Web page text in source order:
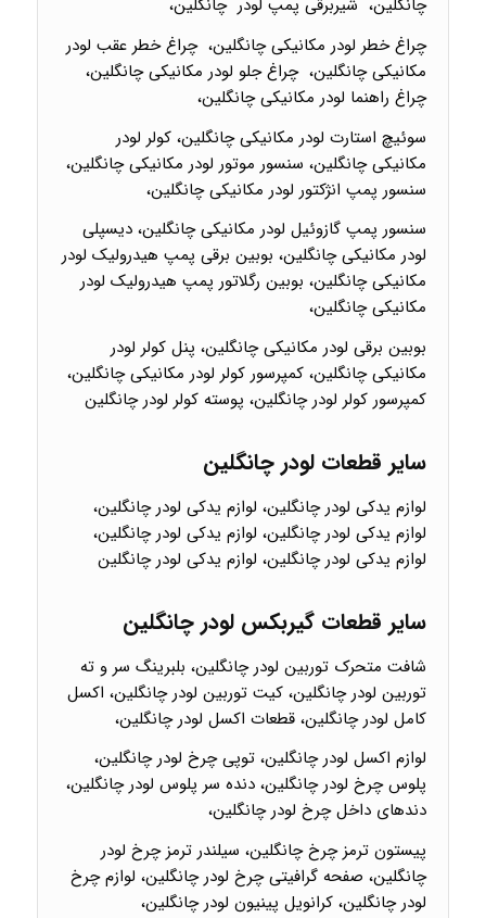
چانگلین، شیربرقی پمپ لودر چانگلین،
چراغ خطر لودر مکانیکی چانگلین، چراغ خطر عقب لودر
مکانیکی چانگلین، چراغ جلو لودر مکانیکی چانگلین،
چراغ راهنما لودر مکانیکی چانگلین،
سوئیچ استارت لودر مکانیکی چانگلین، کولر لودر
مکانیکی چانگلین، سنسور موتور لودر مکانیکی چانگلین،
سنسور پمپ انژکتور لودر مکانیکی چانگلین،
سنسور پمپ گازوئیل لودر مکانیکی چانگلین، دیسپلی
لودر مکانیکی چانگلین، بوبین برقی پمپ هیدرولیک لودر
مکانیکی چانگلین، بوبین رگلاتور پمپ هیدرولیک لودر
مکانیکی چانگلین،
بوبین برقی لودر مکانیکی چانگلین، پنل کولر لودر
مکانیکی چانگلین، کمپرسور کولر لودر مکانیکی چانگلین،
کمپرسور کولر لودر چانگلین، پوسته کولر لودر چانگلین
سایر قطعات لودر چانگلین
لوازم یدکی لودر چانگلین، لوازم یدکی لودر چانگلین،
لوازم یدکی لودر چانگلین، لوازم یدکی لودر چانگلین،
لوازم یدکی لودر چانگلین، لوازم یدکی لودر چانگلین
سایر قطعات گیربکس لودر چانگلین
شافت متحرک توربین لودر چانگلین، بلبرینگ سر و ته
توربین لودر چانگلین، کیت توربین لودر چانگلین، اکسل
کامل لودر چانگلین، قطعات اکسل لودر چانگلین،
لوازم اکسل لودر چانگلین، توپی چرخ لودر چانگلین،
پلوس چرخ لودر چانگلین، دنده سر پلوس لودر چانگلین،
دندهای داخل چرخ لودر چانگلین،
پیستون ترمز چرخ چانگلین، سیلندر ترمز چرخ لودر
چانگلین، صفحه گرافیتی چرخ لودر چانگلین، لوازم چرخ
لودر چانگلین، کرانویل پینیون لودر چانگلین،